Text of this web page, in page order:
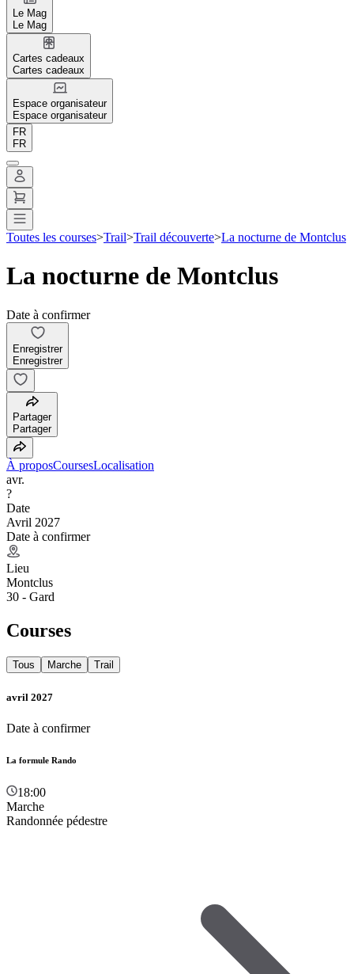
Le Mag
Le Mag
Cartes cadeaux
Cartes cadeaux
Espace organisateur
Espace organisateur
FR
FR
Toutes les courses>Trail>Trail découverte>La nocturne de Montclus
La nocturne de Montclus
Date à confirmer
Enregistrer
Enregistrer
Partager
Partager
À proposCoursesLocalisation
avr.
?
Date
Avril 2027
Date à confirmer
Lieu
Montclus
30 - Gard
Courses
Tous Marche Trail
avril 2027
Date à confirmer
La formule Rando
18:00
Marche
Randonnée pédestre